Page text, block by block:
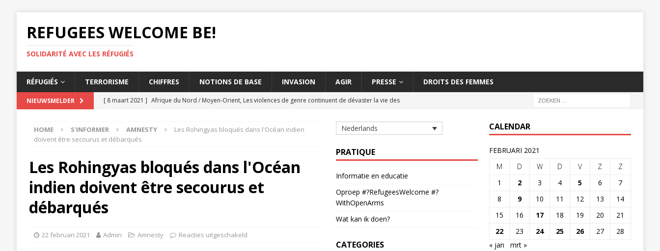
REFUGEES WELCOME BE!
SOLIDARITÉ AVEC LES RÉFUGIÉS
RÉFUGIÉS TERRORISME CHIFFRES NOTIONS DE BASE INVASION AGIR PRESSE DROITS DES FEMMES
NIEUWSMELDER [ 8 maart 2021 ] Afrique du Nord / Moyen-Orient, Les violences de genre continuent de dévaster la vie des
[ 3 maart 2021 ] Les États doivent lutter contre les massacres de civils par des armes explosives
AMNESTY
Éthiopie, Le massacre de civils à Aksoum peut constituer un crime contre l'humanité
AMNESTY
[ 25 februari 2021 ] L'expulsion d'un tchétchène suspendue
UE, L'accord migratoire délétère entre la Turquie et l'UE dure depuis cinq ans AMNESTY
HOME S'INFORMER AMNESTY
Les Rohingyas bloqués dans l'Océan indien
doivent être secourus et débarqués
Les Rohingyas bloqués dans l'Océan
indien doivent être secourus et
débarqués
22 februari 2021 Admin Amnesty Reacties uitgeschakeld
Nederlands
PRATIQUE
Informatie en educatie
Oproep #?RefugeesWelcome #?
WithOpenArms
Wat kan ik doen?
CATEGORIES
CALENDAR
FEBRUARI 2021
M
D W D V Z
Z
1
2 3 4 5 6
7
8
9 10 11 12 13
14
15
16 17 18 19 20
21
22
23 24 25 26 27
28
« jan
mrt »